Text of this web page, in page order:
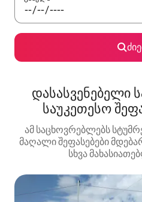
დასასვენებელი
საუკეთესო
ამ საცხოვრებლებს
მაღალი შეფასებები
სხვა